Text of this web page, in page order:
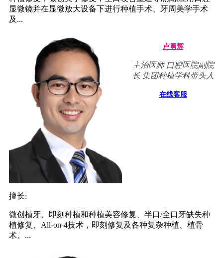
显微镜并在显微放大设备下进行种植手术、牙周美学手术
及...
卢勇辉
主治医师 口腔医院副院
长 集团种植学科带头人
在线客服
擅长:
微创植牙、即刻种植和种植美容修复、半口/全口牙缺失种
植修复、All-on-4技术，即刻修复及各种复杂种植、植骨
术。...